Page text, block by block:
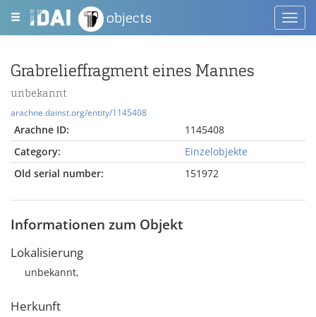
objects
Grabrelieffragment eines Mannes
unbekannt
arachne.dainst.org/entity/1145408
Arachne ID:
1145408
Category:
Einzelobjekte
Old serial number:
151972
Informationen zum Objekt
Lokalisierung
unbekannt,
Herkunft